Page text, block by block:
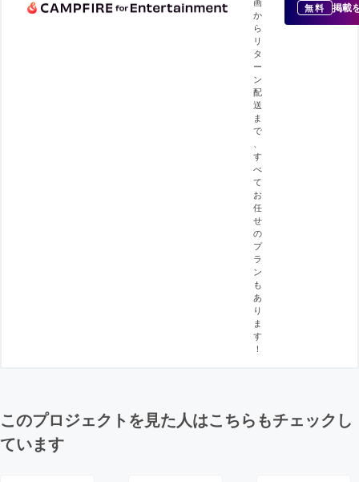
か
ら
リ
タ
ー
ン
配
送
ま
で
、
す
べ
て
お
任
せ
の
プ
ラ
ン
も
あ
り
ま
す
！
無料 掲載
このプロジェクトを見た人はこちらもチェックし
ています